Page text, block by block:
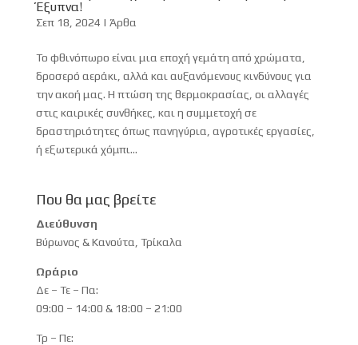
Έξυπνα!
Σεπ 18, 2024 | Άρθα
Το φθινόπωρο είναι μια εποχή γεμάτη από χρώματα,
δροσερό αεράκι, αλλά και αυξανόμενους κινδύνους για
την ακοή μας. Η πτώση της θερμοκρασίας, οι αλλαγές
στις καιρικές συνθήκες, και η συμμετοχή σε
δραστηριότητες όπως πανηγύρια, αγροτικές εργασίες,
ή εξωτερικά χόμπι...
Που θα μας βρείτε
Διεύθυνση
Βύρωνος & Κανούτα, Τρίκαλα
Ωράριο
Δε – Τε – Πα:
09:00 – 14:00 & 18:00 – 21:00
Τρ – Πε: